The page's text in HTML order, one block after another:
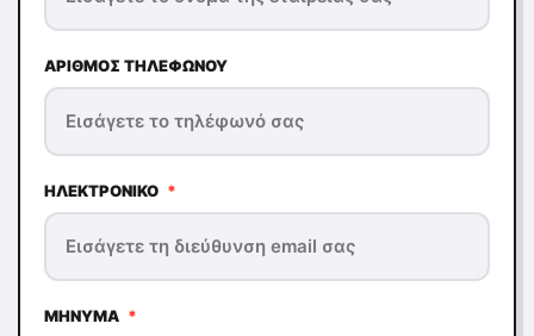
ΑΡΙΘΜΌΣ ΤΗΛΕΦΏΝΟΥ
ΗΛΕΚΤΡΟΝΙΚΌ *
ΜΉΝΥΜΑ *